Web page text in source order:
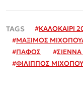
#ΚΑΛΟΚΑΙΡΙ
#ΜΑΞΙΜΟΣ
#ΠΑΦΟΣ #
#ΦΙΛΙΠΠΟΣ